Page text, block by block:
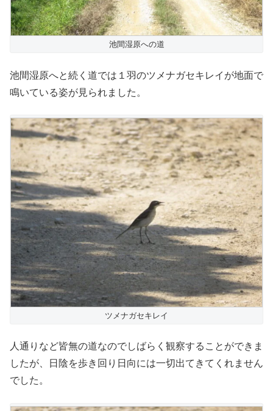
池間湿原への道
池間湿原へと続く道では１羽のツメナガセキレイが地面で
鳴いている姿が見られました。
ツメナガセキレイ
人通りなど皆無の道なのでしばらく観察することができま
したが、日陰を歩き回り日向には一切出てきてくれません
でした。